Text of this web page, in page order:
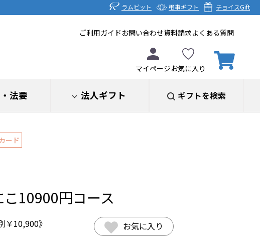
ラムビット 弔事ギフト チョイスGift
ご利用ガイドお問い合わせ資料請求よくある質問
マイページお気に入り
・法要 法人ギフト ギフトを検索
ード
10900円コース
￥10,900》
お気に入り